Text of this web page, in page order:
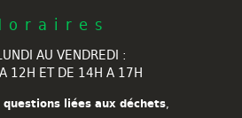
AU VENDREDI :
12H ET DE 14H A 17H
liées aux déchets,